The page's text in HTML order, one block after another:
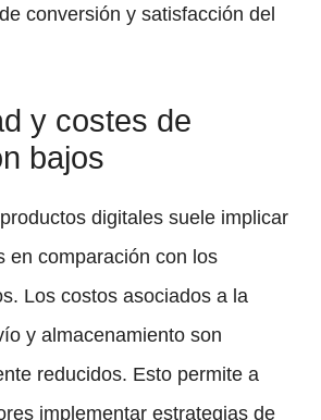
conversión y satisfacción del
y costes de
bajos
digitales suele implicar
en comparación con los
Los costos asociados a la
y almacenamiento son
reducidos. Esto permite a
implementar estrategias de